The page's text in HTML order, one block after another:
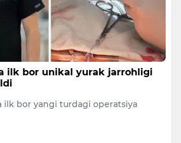
ilk bor unikal yurak jarrohligi
ilk bor yangi turdagi operatsiya